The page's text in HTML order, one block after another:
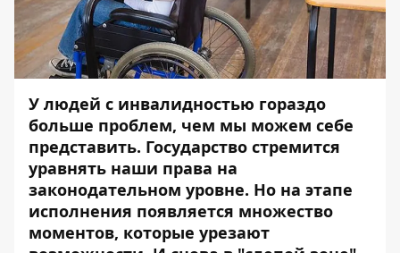
У людей с инвалидностью гораздо
больше проблем, чем мы можем себе
представить. Государство стремится
уравнять наши права на
законодательном уровне. Но на этапе
исполнения появляется множество
моментов, которые урезают